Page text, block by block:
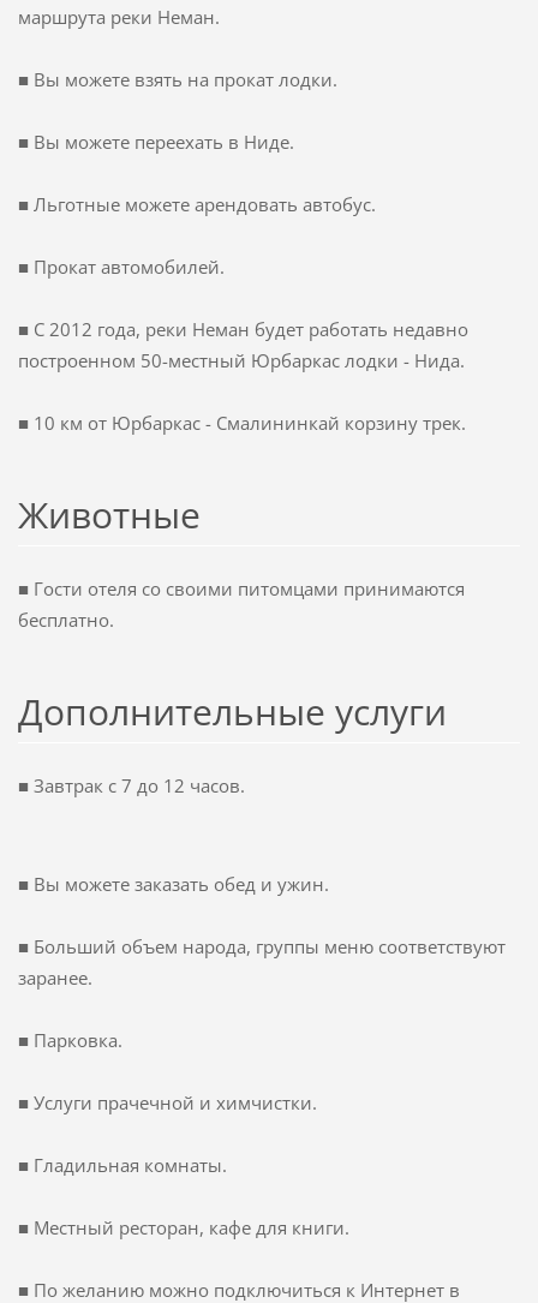
маршрута реки Неман.
■ Вы можете взять на прокат лодки.
■ Вы можете переехать в Ниде.
■ Льготные можете арендовать автобус.
■ Прокат автомобилей.
■ С 2012 года, реки Неман будет работать недавно
построенном 50-местный Юрбаркас лодки - Нида.
■ 10 км от Юрбаркас - Смалининкай корзину трек.
Животные
■ Гости отеля со своими питомцами принимаются
бесплатно.
Дополнительные услуги
■ Завтрак с 7 до 12 часов.
■ Вы можете заказать обед и ужин.
■ Больший объем народа, группы меню соответствуют
заранее.
■ Парковка.
■ Услуги прачечной и химчистки.
■ Гладильная комнаты.
■ Местный ресторан, кафе для книги.
■ По желанию можно подключиться к Интернет в